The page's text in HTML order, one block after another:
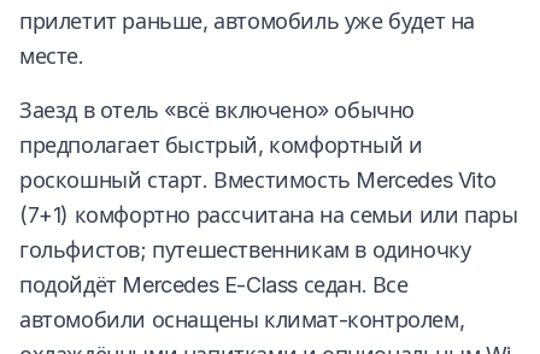
прилетит раньше, автомобиль уже будет на
месте.
Заезд в отель «всё включено» обычно
предполагает быстрый, комфортный и
роскошный старт. Вместимость Mercedes Vito
(7+1) комфортно рассчитана на семьи или пары
гольфистов; путешественникам в одиночку
подойдёт Mercedes E-Class седан. Все
автомобили оснащены климат-контролем,